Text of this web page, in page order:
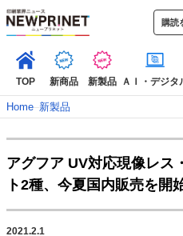
購読
TOP 新商品 新製品 ＡＩ・デジタ
TOP
新着記事 特集記事
インタビュー
コレクション
Home–新製品
アグフア UV対応現像レス
ト2種、今夏国内販売を開
2021.2.1